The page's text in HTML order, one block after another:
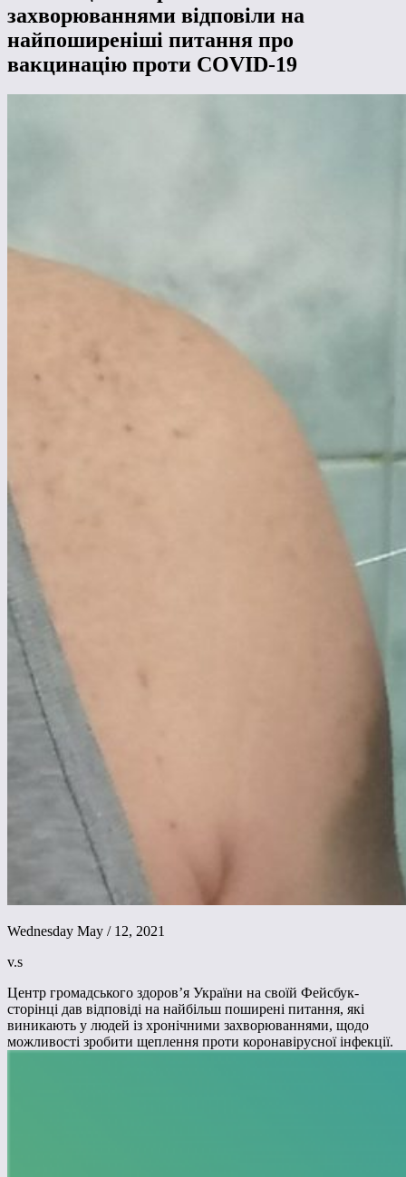
захворюваннями відповіли на
найпоширеніші питання про
вакцинацію проти COVID-19
Wednesday May / 12, 2021
v.s
Центр громадського здоров’я України на своїй Фейсбук-
сторінці дав відповіді на найбільш поширені питання, які
виникають у людей із хронічними захворюваннями, щодо
можливості зробити щеплення проти коронавірусної інфекції.